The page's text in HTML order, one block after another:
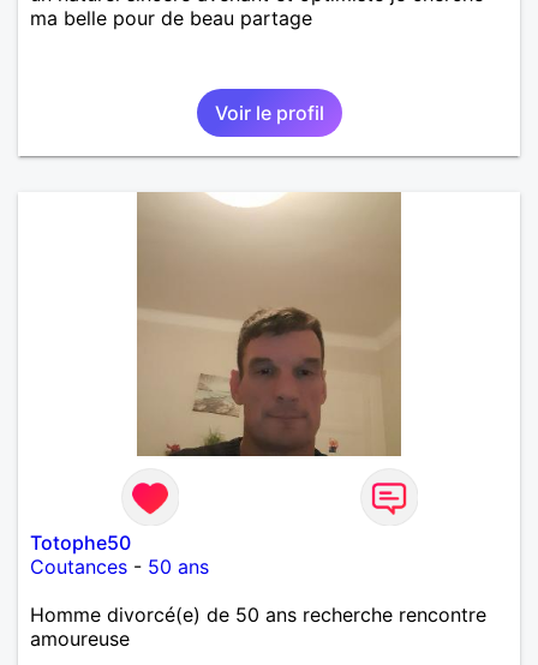
ma belle pour de beau partage
Voir le profil
Totophe50
Coutances - 50 ans
Homme divorcé(e) de 50 ans recherche rencontre
amoureuse